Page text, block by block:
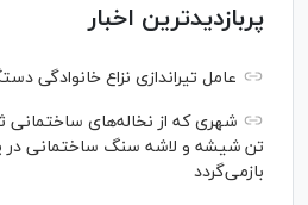
پربازدیدترین اخبار
عامل تیراندازی نزاع خانوادگی
تن شیشه و لاشه سنگ ساختمانی در
بازمی‌گردد